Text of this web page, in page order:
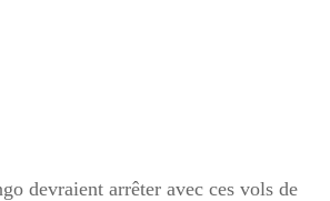
devraient arrêter avec ces vols de